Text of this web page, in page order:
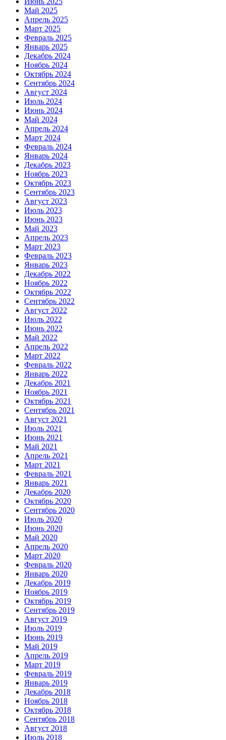
Май 2025
Апрель 2025
Март 2025
Февраль 2025
Январь 2025
Декабрь 2024
Ноябрь 2024
Октябрь 2024
Сентябрь 2024
Август 2024
Июль 2024
Июнь 2024
Май 2024
Апрель 2024
Март 2024
Февраль 2024
Январь 2024
Декабрь 2023
Ноябрь 2023
Октябрь 2023
Сентябрь 2023
Август 2023
Июль 2023
Июнь 2023
Май 2023
Апрель 2023
Март 2023
Февраль 2023
Январь 2023
Декабрь 2022
Ноябрь 2022
Октябрь 2022
Сентябрь 2022
Август 2022
Июль 2022
Июнь 2022
Май 2022
Апрель 2022
Март 2022
Февраль 2022
Январь 2022
Декабрь 2021
Ноябрь 2021
Октябрь 2021
Сентябрь 2021
Август 2021
Июль 2021
Июнь 2021
Май 2021
Апрель 2021
Март 2021
Февраль 2021
Январь 2021
Декабрь 2020
Октябрь 2020
Сентябрь 2020
Июль 2020
Июнь 2020
Май 2020
Апрель 2020
Март 2020
Февраль 2020
Январь 2020
Декабрь 2019
Ноябрь 2019
Октябрь 2019
Сентябрь 2019
Август 2019
Июль 2019
Июнь 2019
Май 2019
Апрель 2019
Март 2019
Февраль 2019
Январь 2019
Декабрь 2018
Ноябрь 2018
Октябрь 2018
Сентябрь 2018
Август 2018
Июль 2018